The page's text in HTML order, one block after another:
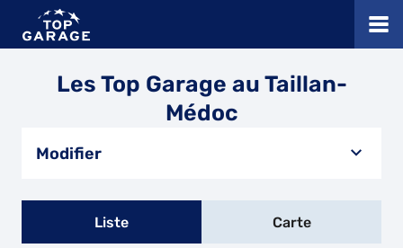
Les Top Garage au Taillan-
Médoc
Modifier
Liste Carte